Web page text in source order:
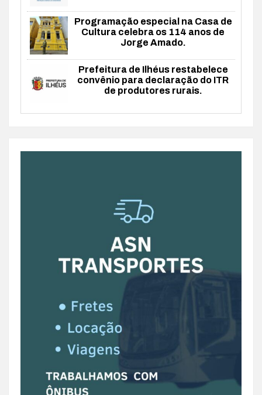
Programação especial na Casa de
Cultura celebra os 114 anos de
Jorge Amado.
Prefeitura de Ilhéus restabelece
convênio para declaração do ITR
de produtores rurais.